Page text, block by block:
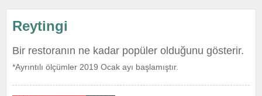
Reytingi
Bir restoranın ne kadar popüler olduğunu gösterir.
*Ayrıntılı ölçümler 2019 Ocak ayı başlamıştır.